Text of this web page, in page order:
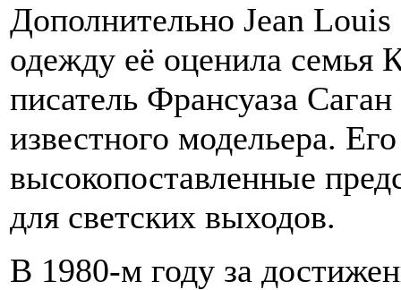
Дополнительно Jean Louis
одежду её оценила семья
писатель Франсуаза
известного модельера.
высокопоставленные
для светских выходов.
В 1980-м году за